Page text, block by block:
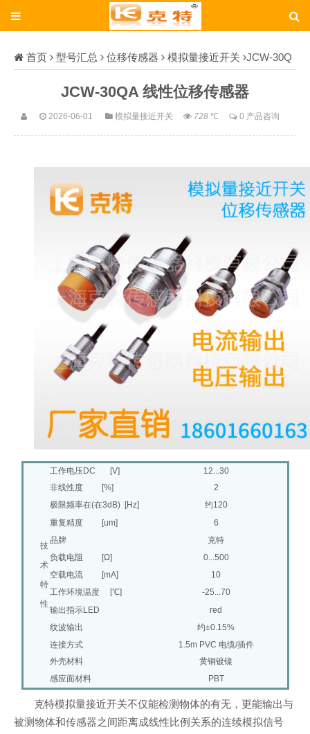
首页 型号汇总 位移传感器 模拟量接近开关 JCW-30Q
JCW-30QA 线性位移传感器
2026-06-01 模拟量接近开关 728℃ 0 产品咨询
技
术
特
性
工作电压DC [V]
12...30
非线性度 [%]
2
极限频率在(在3dB) [Hz]
约120
重复精度 [um]
6
品牌
克特
负载电阻 [Ω]
0...500
空载电流 [mA]
10
工作环境温度 [℃]
-25...70
输出指示LED
red
纹波输出
约±0.15%
连接方式
1.5m PVC 电缆/插件
外壳材料
黄铜镀镍
感应面材料
PBT
克特模拟量接近开关不仅能检测物体的有无，更能输出与
被测物体和传感器之间距离成线性比例关系的连续模拟信号